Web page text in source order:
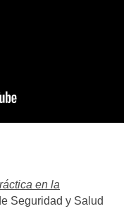
en la
Seguridad y Salud